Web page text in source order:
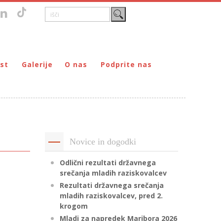
prijateljev mladine Maribor
Galerije O nas
Poslanstvo
Partnerji
Transparentnost delovanja
Podprite nas
DONIRAJ – za pravne osebe
Novice in dogodki
Odlični rezultati državnega
srečanja mladih raziskovalcev
Rezultati državnega srečanja
mladih raziskovalcev, pred 2.
krogom
Mladi za napredek Maribora 2026